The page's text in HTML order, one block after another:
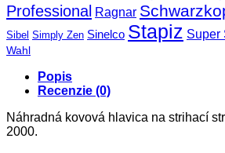
Professional Ragnar
Sibel Simply Zen Sinelco Stapiz Super
Wahl
Popis
Recenzie (0)
Náhradná kovová hlavica na strihací
2000.